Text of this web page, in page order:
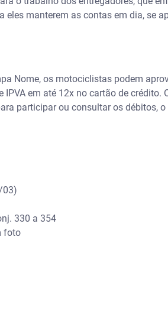
eles manterem as contas em dia, se
Nome, os motociclistas podem
em até 12x no cartão de
participar ou consultar os débitos, o
03)
330 a 354
foto